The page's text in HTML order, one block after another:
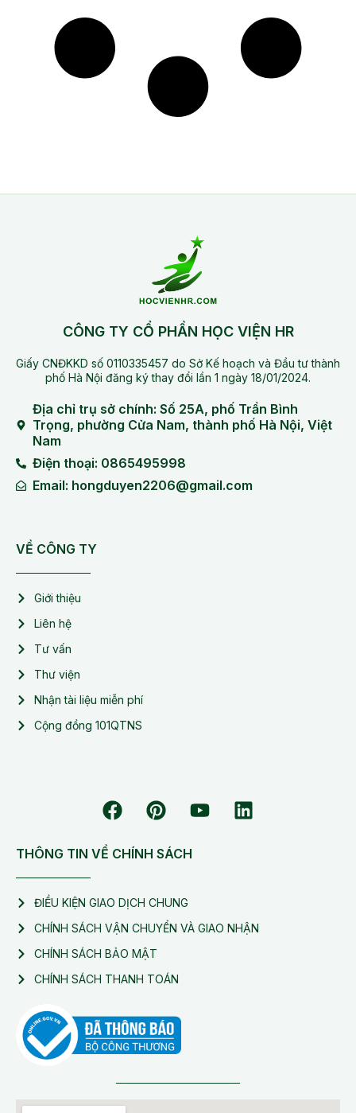
CÔNG TY CỔ PHẦN HỌC VIỆN HR
Giấy CNĐKKD số 0110335457 do Sở Kế hoạch và Đầu tư thành
phố Hà Nội đăng ký thay đổi lần 1 ngày 18/01/2024.
Địa chỉ trụ sở chính: Số 25A, phố Trần Bình
Trọng, phường Cửa Nam, thành phố Hà Nội, Việt
Nam
Điện thoại: 0865495998
Email: hongduyen2206@gmail.com
VỀ CÔNG TY
Giới thiệu
Liên hệ
Tư vấn
Thư viện
Nhận tài liệu miễn phí
Cộng đồng 101QTNS
THÔNG TIN VỀ CHÍNH SÁCH
ĐIỀU KIỆN GIAO DỊCH CHUNG
CHÍNH SÁCH VẬN CHUYỂN VÀ GIAO NHẬN
CHÍNH SÁCH BẢO MẬT
CHÍNH SÁCH THANH TOÁN